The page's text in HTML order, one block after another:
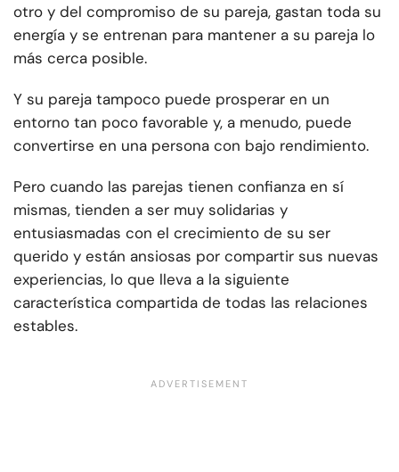
otro y del compromiso de su pareja, gastan toda su
energía y se entrenan para mantener a su pareja lo
más cerca posible.
Y su pareja tampoco puede prosperar en un
entorno tan poco favorable y, a menudo, puede
convertirse en una persona con bajo rendimiento.
Pero cuando las parejas tienen confianza en sí
mismas, tienden a ser muy solidarias y
entusiasmadas con el crecimiento de su ser
querido y están ansiosas por compartir sus nuevas
experiencias, lo que lleva a la siguiente
característica compartida de todas las relaciones
estables.